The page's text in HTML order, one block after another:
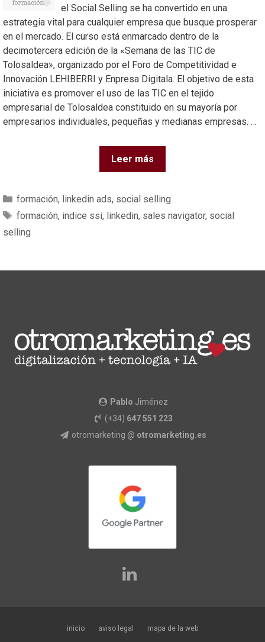
el Social Selling se ha convertido en una
estrategia vital para cualquier empresa que busque prosperar
en el mercado. El curso está enmarcado dentro de la
decimotercera edición de la «Semana de las TIC de
Tolosaldea», organizado por el Foro de Competitividad e
Innovación LEHIBERRI y Enpresa Digitala. El objetivo de esta
iniciativa es promover el uso de las TIC en el tejido
empresarial de Tolosaldea constituido en su mayoría por
empresarios individuales, pequeñas y medianas empresas. …
Leer más
formación, linkedin ads, social selling
formación, indice ssi, linkedin, sales navigator, social
selling
Pablo Jiménez
(+34) 647 551 223
otromarketing @ otromarketing.es
inicio aviso legal mapa de la web